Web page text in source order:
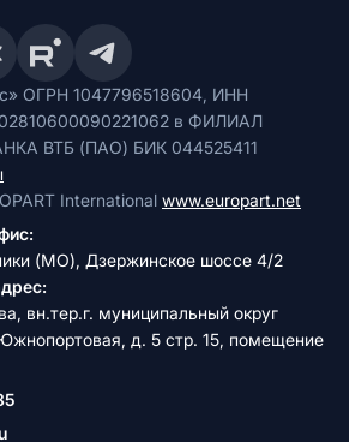
ОГРН 1047796518604, ИНН
в ФИЛИАЛ
ВТБ (ПАО) БИК 044525411
International www.europart.net
(МО), Дзержинское шоссе 4/2
вн.тер.г. муниципальный округ
д. 5 стр. 15, помещение